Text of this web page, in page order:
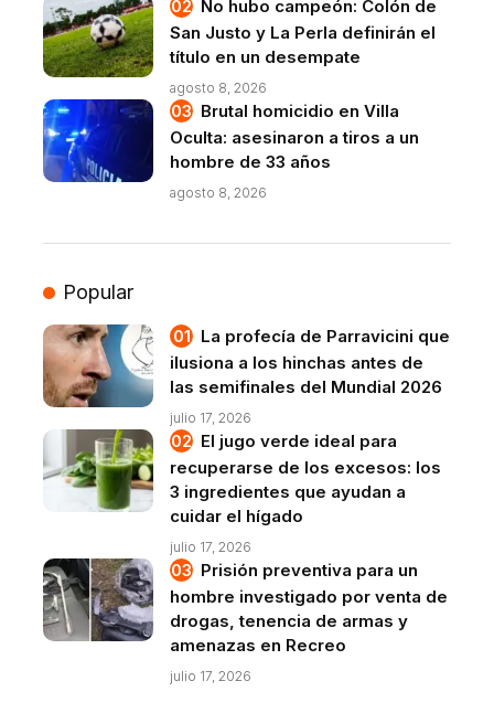
No hubo campeón: Colón de
San Justo y La Perla definirán el
título en un desempate
agosto 8, 2026
Brutal homicidio en Villa
Oculta: asesinaron a tiros a un
hombre de 33 años
agosto 8, 2026
Popular
La profecía de Parravicini que
ilusiona a los hinchas antes de
las semifinales del Mundial 2026
julio 17, 2026
El jugo verde ideal para
recuperarse de los excesos: los
3 ingredientes que ayudan a
cuidar el hígado
julio 17, 2026
Prisión preventiva para un
hombre investigado por venta de
drogas, tenencia de armas y
amenazas en Recreo
julio 17, 2026